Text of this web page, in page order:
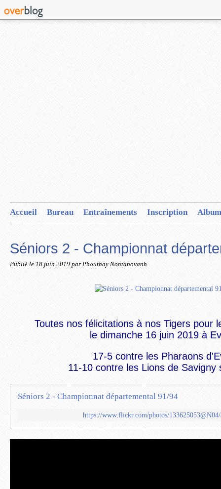
Accueil Bureau Entraînements Inscription
Séniors 2 - Championnat
Publié le 18 juin 2019 par Phouthay Nontanovanh
Toutes nos félicitations à nos Tigers pour
le dimanche 16 juin 2019 à
17-5 contre les Pharaons
11-10 contre les Lions de Savigny
Séniors 2 - Championnat départemental 91/94
https://www.flickr.com/photos/